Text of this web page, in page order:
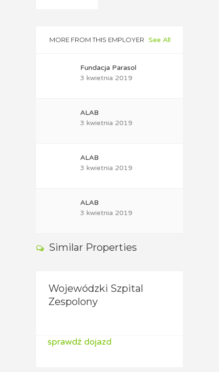
MORE FROM THIS EMPLOYER See All
Fundacja Parasol
3 kwietnia 2019
ALAB
3 kwietnia 2019
ALAB
3 kwietnia 2019
ALAB
3 kwietnia 2019
Similar Properties
Wojewódzki Szpital
Zespolony
sprawdź dojazd